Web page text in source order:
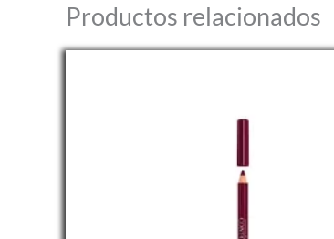
Productos relacionados